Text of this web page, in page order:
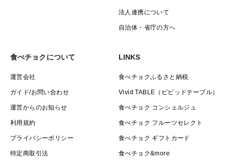
法人連携について
自治体・省庁の方へ
食べチョクについて
運営会社
ガイド/お問い合わせ
運営からのお知らせ
利用規約
プライバシーポリシー
特定商取引法
LINKS
食べチョクふるさと納税
Vivid TABLE（ビビッドテーブル）
食べチョク コンシェルジュ
食べチョク フルーツセレクト
食べチョク ギフトカード
食べチョク&more